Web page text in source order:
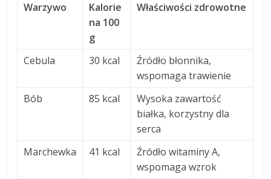
Warzywo
Kalorie
na 100
g
Właściwości zdrowotne
Cebula 30 kcal
Źródło błonnika,
wspomaga trawienie
Bób
85 kcal
Wysoka zawartość
białka, korzystny dla
serca
Marchewka
41 kcal
Źródło witaminy A,
wspomaga wzrok